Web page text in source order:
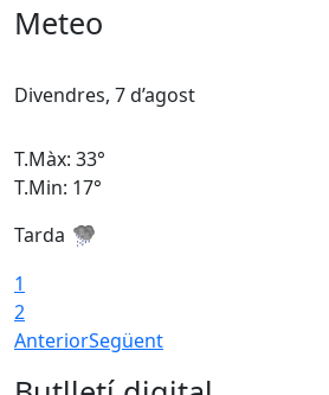
Meteo
Divendres, 7 d’agost
T.Màx: 33°
T.Min: 17°
Tarda
1
2
AnteriorSegüent